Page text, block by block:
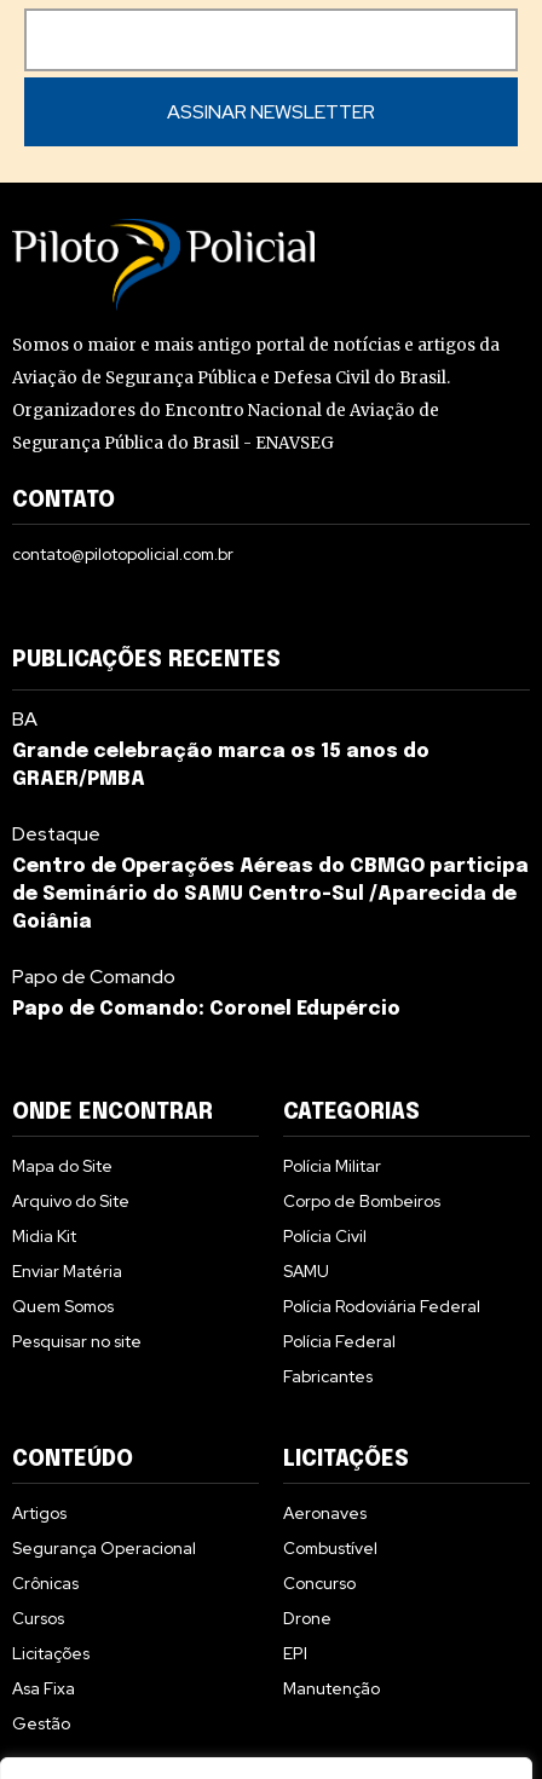
Somos o maior e mais antigo portal de notícias e artigos da
Aviação de Segurança Pública e Defesa Civil do Brasil.
Organizadores do Encontro Nacional de Aviação de
Segurança Pública do Brasil - ENAVSEG
CONTATO
contato@pilotopolicial.com.br
PUBLICAÇÕES RECENTES
BA
Grande celebração marca os 15 anos do
GRAER/PMBA
Destaque
Centro de Operações Aéreas do CBMGO participa
de Seminário do SAMU Centro-Sul /Aparecida de
Goiânia
Papo de Comando
Papo de Comando: Coronel Edupércio
ONDE ENCONTRAR
Mapa do Site
Arquivo do Site
Midia Kit
Enviar Matéria
Quem Somos
Pesquisar no site
CATEGORIAS
Polícia Militar
Corpo de Bombeiros
Polícia Civil
SAMU
Polícia Rodoviária Federal
Polícia Federal
Fabricantes
CONTEÚDO
Artigos
Segurança Operacional
Crônicas
Cursos
Licitações
Asa Fixa
Gestão
LICITAÇÕES
Aeronaves
Combustível
Concurso
Drone
EPI
Manutenção